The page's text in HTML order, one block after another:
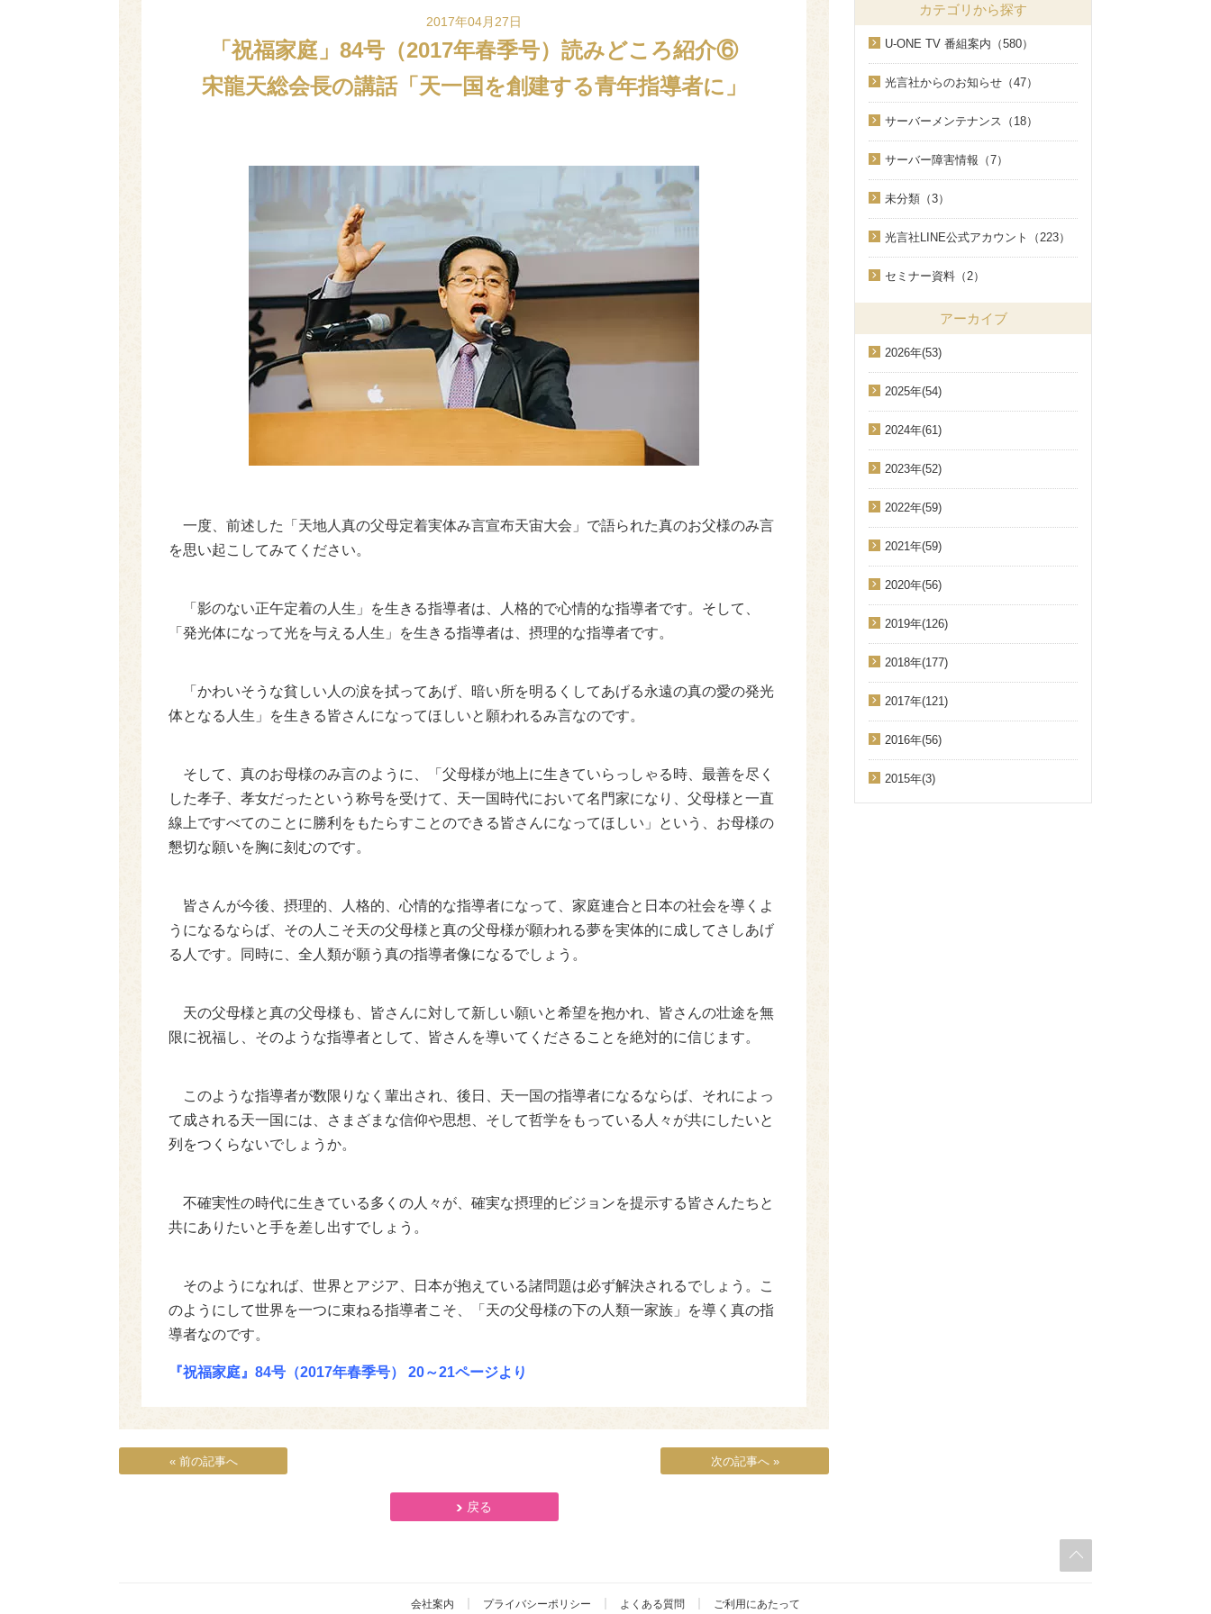
2017年04月27日
「祝福家庭」84号（2017年春季号）読みどころ紹介⑥
宋龍天総会長の講話「天一国を創建する青年指導者に」
一度、前述した「天地人真の父母定着実体み言宣布天宙大会」で語られた真のお父様のみ言
を思い起こしてみてください。
「影のない正午定着の人生」を生きる指導者は、人格的で心情的な指導者です。そして、
「発光体になって光を与える人生」を生きる指導者は、摂理的な指導者です。
「かわいそうな貧しい人の涙を拭ってあげ、暗い所を明るくしてあげる永遠の真の愛の発光
体となる人生」を生きる皆さんになってほしいと願われるみ言なのです。
そして、真のお母様のみ言のように、「父母様が地上に生きていらっしゃる時、最善を尽く
した孝子、孝女だったという称号を受けて、天一国時代において名門家になり、父母様と一直
線上ですべてのことに勝利をもたらすことのできる皆さんになってほしい」という、お母様の
懇切な願いを胸に刻むのです。
皆さんが今後、摂理的、人格的、心情的な指導者になって、家庭連合と日本の社会を導くよ
うになるならば、その人こそ天の父母様と真の父母様が願われる夢を実体的に成してさしあげ
る人です。同時に、全人類が願う真の指導者像になるでしょう。
天の父母様と真の父母様も、皆さんに対して新しい願いと希望を抱かれ、皆さんの壮途を無
限に祝福し、そのような指導者として、皆さんを導いてくださることを絶対的に信じます。
このような指導者が数限りなく輩出され、後日、天一国の指導者になるならば、それによっ
て成される天一国には、さまざまな信仰や思想、そして哲学をもっている人々が共にしたいと
列をつくらないでしょうか。
不確実性の時代に生きている多くの人々が、確実な摂理的ビジョンを提示する皆さんたちと
共にありたいと手を差し出すでしょう。
そのようになれば、世界とアジア、日本が抱えている諸問題は必ず解決されるでしょう。こ
のようにして世界を一つに束ねる指導者こそ、「天の父母様の下の人類一家族」を導く真の指
導者なのです。
『祝福家庭』84号（2017年春季号） 20～21ページより
« 前の記事へ 次の記事へ »
戻る
カテゴリから探す
U-ONE TV 番組案内（580）
光言社からのお知らせ（47）
サーバーメンテナンス（18）
サーバー障害情報（7）
未分類（3）
光言社LINE公式アカウント（223）
セミナー資料（2）
アーカイブ
2026年(53)
2025年(54)
2024年(61)
2023年(52)
2022年(59)
2021年(59)
2020年(56)
2019年(126)
2018年(177)
2017年(121)
2016年(56)
2015年(3)
会社案内 プライバシーポリシー よくある質問 ご利用にあたって